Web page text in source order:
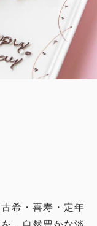
希・喜寿・定年